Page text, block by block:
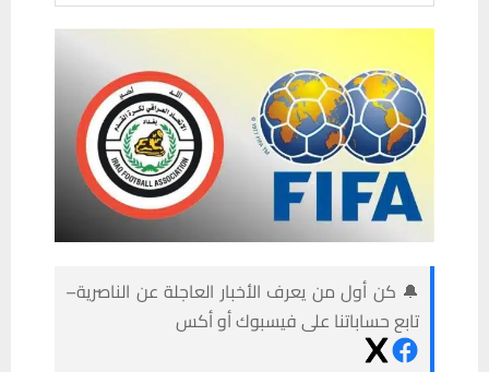
🔔 كن أول من يعرف الأخبار العاجلة عن الناصرية–
تابع حساباتنا على فيسبوك أو أكس